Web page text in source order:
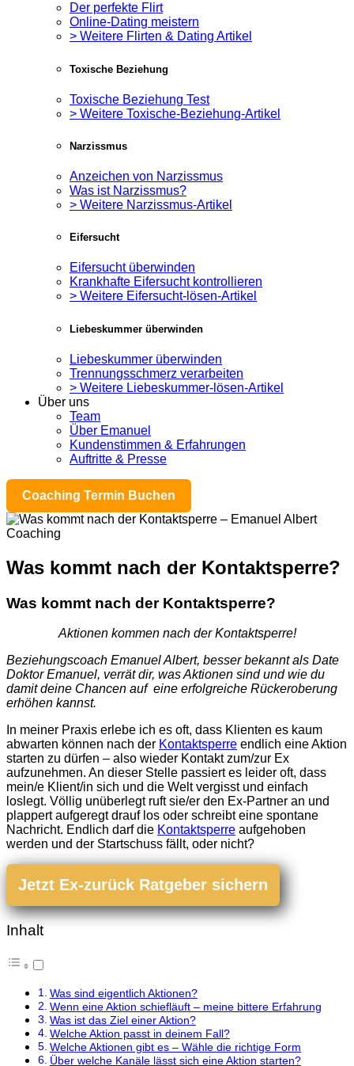
Der perfekte Flirt
Online-Dating meistern
> Weitere Flirten & Dating Artikel
Toxische Beziehung
Toxische Beziehung Test
> Weitere Toxische-Beziehung-Artikel
Narzissmus
Anzeichen von Narzissmus
Was ist Narzissmus?
> Weitere Narzissmus-Artikel
Eifersucht
Eifersucht überwinden
Krankhafte Eifersucht kontrollieren
> Weitere Eifersucht-lösen-Artikel
Liebeskummer überwinden
Liebeskummer überwinden
Trennungsschmerz verarbeiten
> Weitere Liebeskummer-lösen-Artikel
Über uns
Team
Über Emanuel
Kundenstimmen & Erfahrungen
Auftritte & Presse
Coaching Termin Buchen
Was kommt nach der Kontaktsperre?
Was kommt nach der Kontaktsperre?
Aktionen kommen nach der Kontaktsperre!
Beziehungscoach Emanuel Albert, besser bekannt als Date
Doktor Emanuel, verrät dir, was Aktionen sind und wie du
damit deine Chancen auf eine erfolgreiche Rückeroberung
erhöhen kannst.
In meiner Praxis erlebe ich es oft, dass Klienten es kaum
abwarten können nach der Kontaktsperre endlich eine Aktion
starten zu dürfen – also wieder Kontakt zum/zur Ex
aufzunehmen. An dieser Stelle passiert es leider oft, dass
mein/e Klient/in sich und die Welt vergisst und einfach
loslegt. Völlig unüberlegt ruft sie/er den Ex-Partner an und
plappert aufgeregt drauf los oder schreibt eine spontane
Nachricht. Endlich darf die Kontaktsperre aufgehoben
werden und der Startschuss fällt, oder nicht?
Jetzt Ex-zurück Ratgeber sichern
Inhalt
Was sind eigentlich Aktionen?
Wenn eine Aktion schiefläuft – meine bittere Erfahrung
Was ist das Ziel einer Aktion?
Welche Aktion passt in deinem Fall?
Welche Aktionen gibt es – Wähle die richtige Form
Über welche Kanäle lässt sich eine Aktion starten?